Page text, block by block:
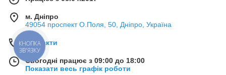
м. Дніпро
49054 проспект О.Поля, 50, Дніпро, Україна
Контакти
Сьогодні працює з 09:00 до 18:00
Показати весь графік роботи
КНОПКА
ЗВ'ЯЗКУ